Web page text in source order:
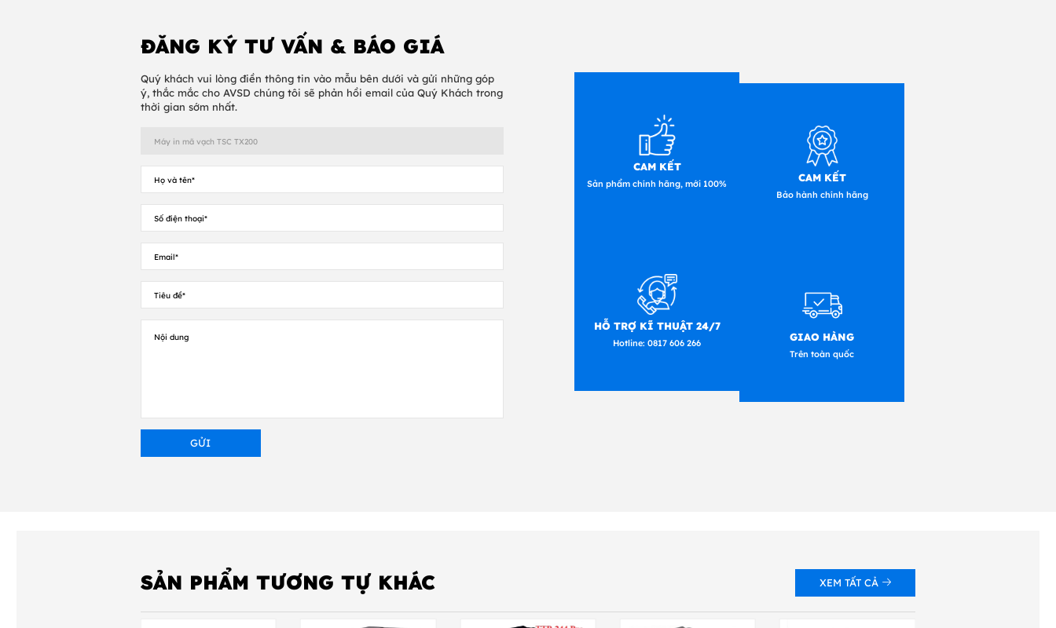
Theo dõi tài sản
Quản lý tài liệu
Dán nhãn
Kiểm soát hàng tồn kho
Theo dõi bệnh nhân
ĐĂNG KÝ TƯ VẤN & BÁO GIÁ
Quý khách vui lòng điền thông tin vào mẫu bên dưới và gửi những góp
ý, thắc mắc cho AVSD chúng tôi sẽ phản hồi email của Quý Khách trong
thời gian sớm nhất.
CAM KẾT
Sản phẩm chính hãng, mới 100% CAM KẾT
Bảo hành chính hãng
HỖ TRỢ KĨ THUẬT 24/7
Hotline: 0817 606 266 GIAO HÀNG
Trên toàn quốc
SẢN PHẨM TƯƠNG TỰ KHÁC XEM TẤT CẢ